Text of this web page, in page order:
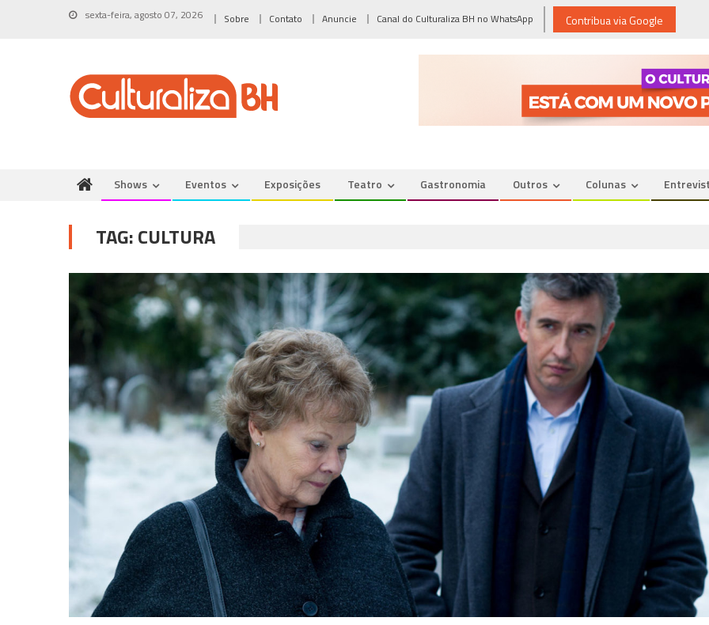
sexta-feira, agosto 07, 2026 Sobre Contato Anuncie Canal do Culturaliza BH no WhatsApp Contribua via Google
Shows Eventos Exposições Teatro Gastronomia Outros Colunas
TAG:CULTURA